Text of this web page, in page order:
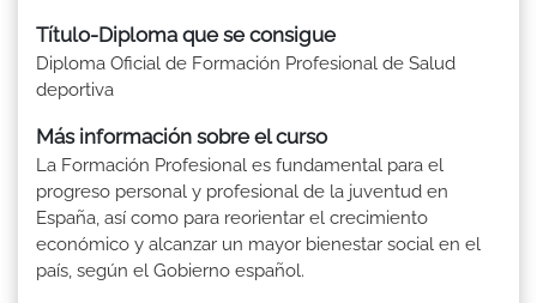
Título-Diploma que se consigue
Diploma Oficial de Formación Profesional de Salud
deportiva
Más información sobre el curso
La Formación Profesional es fundamental para el
progreso personal y profesional de la juventud en
España, así como para reorientar el crecimiento
económico y alcanzar un mayor bienestar social en el
país, según el Gobierno español.